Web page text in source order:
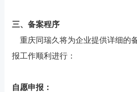
三、备案程序
重庆同瑞久将为企业提供详细的
报工作顺利进行：
自愿申报：